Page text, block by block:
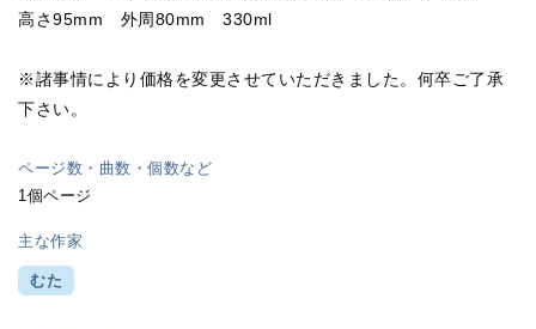
高さ95mm 外周80mm 330ml
※諸事情により価格を変更させていただきました。何卒ご了承
下さい。
ページ数・曲数・個数など
1個ページ
主な作家
むた